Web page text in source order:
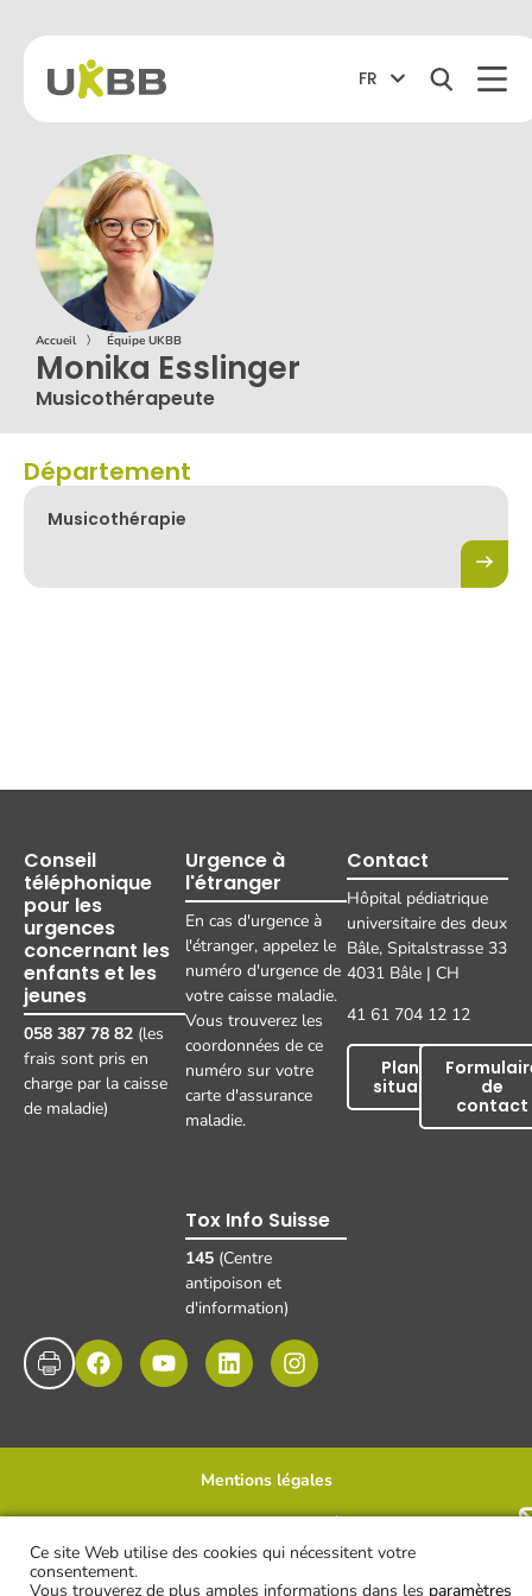
FR
Accueil 〉 Équipe UKBB
Monika Esslinger
Musicothérapeute
Département
Musicothérapie
Conseil
téléphonique
pour les
urgences
concernant les
enfants et les
jeunes
058 387 78 82 (les
frais sont pris en
charge par la caisse
de maladie)
Urgence à
l'étranger
En cas d'urgence à
l'étranger, appelez le
numéro d'urgence de
votre caisse maladie.
Vous trouverez les
coordonnées de ce
numéro sur votre
carte d'assurance
maladie.
Tox Info Suisse
145 (Centre
antipoison et
d'information)
Contact
Hôpital pédiatrique
universitaire des deux
Bâle, Spitalstrasse 33
4031 Bâle | CH
41 61 704 12 12
Plan de
situation
de
contact
UKBB, 2025
Mentions légales
Protection des données
Disclaimer et clause de non-responsabilité